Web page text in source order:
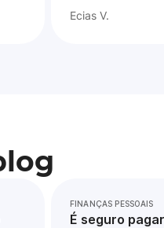
Ecias V.
FINANÇAS PESSOAIS
É seguro